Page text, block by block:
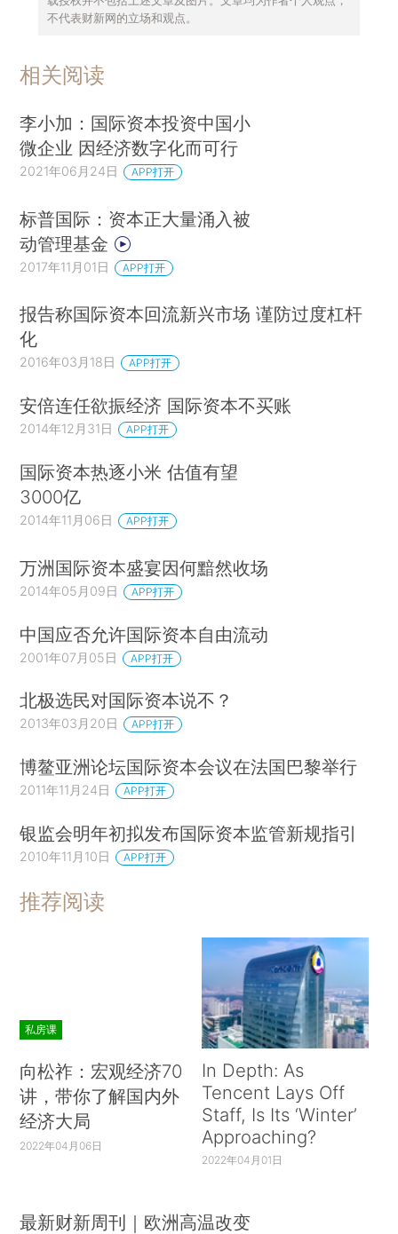
不代表财新网的立场和观点。
相关阅读
李小加：国际资本投资中国小
微企业 因经济数字化而可行
2021年06月24日 APP打开
标普国际：资本正大量涌入被
动管理基金
2017年11月01日 APP打开
报告称国际资本回流新兴市场 谨防过度杠杆
化
2016年03月18日 APP打开
安倍连任欲振经济 国际资本不买账
2014年12月31日 APP打开
国际资本热逐小米 估值有望
3000亿
2014年11月06日 APP打开
万洲国际资本盛宴因何黯然收场
2014年05月09日 APP打开
中国应否允许国际资本自由流动
2001年07月05日 APP打开
北极选民对国际资本说不？
2013年03月20日 APP打开
博鳌亚洲论坛国际资本会议在法国巴黎举行
2011年11月24日 APP打开
银监会明年初拟发布国际资本监管新规指引
2010年11月10日 APP打开
推荐阅读
私房课
向松祚：宏观经济70
讲，带你了解国内外
经济大局
2022年04月06日
In Depth: As
Tencent Lays Off
Staff, Is Its ‘Winter’
Approaching?
2022年04月01日
最新财新周刊｜欧洲高温改变